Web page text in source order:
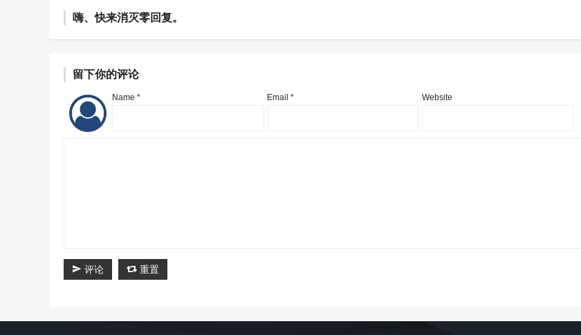
嗨、快来消灭零回复。
留下你的评论
Name * Email * Website
评论 重置